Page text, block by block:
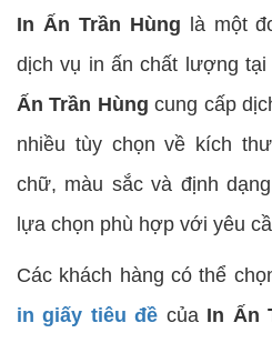
In Ấn Trần Hùng là một
dịch vụ in ấn chất lượng tại
Ấn Trần Hùng cung cấp
nhiều tùy chọn về kích
chữ, màu sắc và định
lựa chọn phù hợp với yêu
Các khách hàng có thể
in giấy tiêu đề của In Ấn